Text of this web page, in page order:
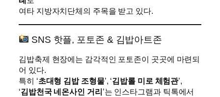
여타 지방자치단체의 주목을 받고 있다.
SNS 핫플, 포토존 & 김밥아트존
김밥축제 현장에는 감각적인 포토존이 곳곳에 마련되
어 있다.
특히 ‘초대형 김밥 조형물’, ‘김밥롤 미로 체험관’,
‘김밥천국 네온사인 거리’는 인스타그램과 틱톡에서